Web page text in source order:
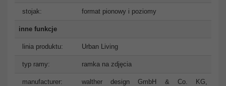
stojak: format pionowy i poziomy
inne funkcje
linia produktu: Urban Living
typ ramy: ramka na zdjęcia
manufacturer:
walther design GmbH & Co. KG,